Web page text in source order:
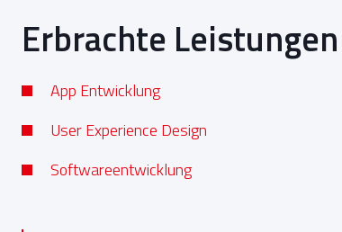
Erbrachte Leistungen
App Entwicklung
User Experience Design
Softwareentwicklung